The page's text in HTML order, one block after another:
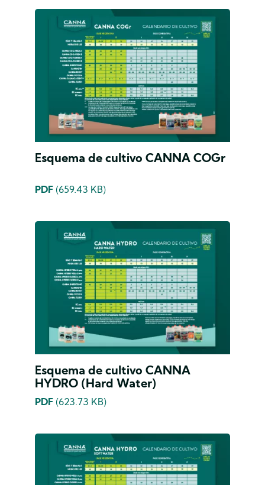
Esquema de cultivo CANNA COGr
PDF (659.43 KB)
Esquema de cultivo CANNA
HYDRO (Hard Water)
PDF (623.73 KB)